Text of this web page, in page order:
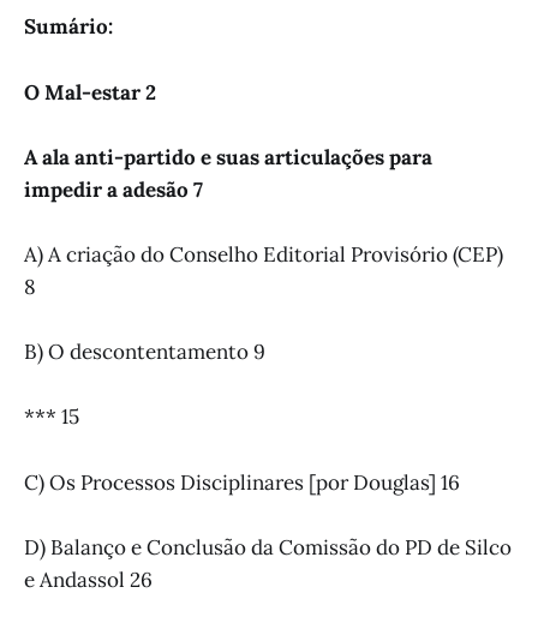
Sumário:
O Mal-estar2
A ala anti-partido e suas articulações para
impedir a adesão 7
A) A criação do Conselho Editorial Provisório (CEP)
8
B) O descontentamento 9
*** 15
C) Os Processos Disciplinares [por Douglas] 16
D) Balanço e Conclusão da Comissão do PD de Silco
e Andassol 26